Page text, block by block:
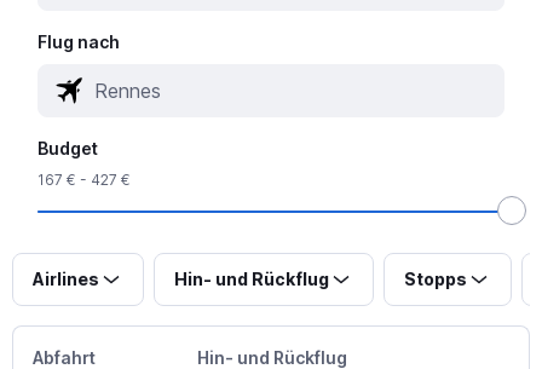
Flug nach
Budget
167 € - 427 €
Airlines Hin- und Rückflug Stopps
Abfahrt Hin- und Rückflug